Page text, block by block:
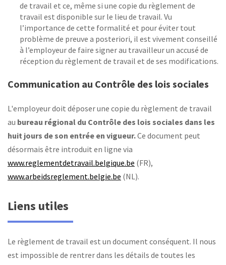
de travail et ce, même si une copie du règlement de
travail est disponible sur le lieu de travail. Vu
l’importance de cette formalité et pour éviter tout
problème de preuve a posteriori, il est vivement conseillé
à l’employeur de faire signer au travailleur un accusé de
réception du règlement de travail et de ses modifications.
Communication au Contrôle des lois sociales
L'employeur doit déposer une copie du règlement de travail
au bureau régional du Contrôle des lois sociales dans les
huit jours de son entrée en vigueur.Ce document peut
désormais être introduit en ligne via
www.reglementdetravail.belgique.be (FR),
www.arbeidsreglement.belgie.be (NL).
Liens utiles
Le règlement de travail est un document conséquent. Il nous
est impossible de rentrer dans les détails de toutes les